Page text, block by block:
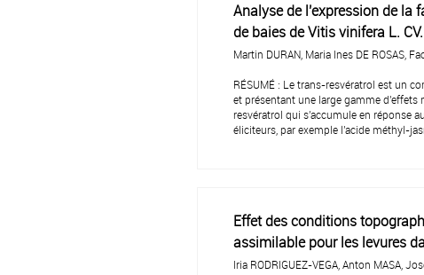
Analyse de l'expression de la
de baies de Vitis vinifera L.
Martin DURAN, Maria Ines DE ROSAS,
RÉSUMÉ : Le trans-resvératrol est un
et présentant une large gamme
resvératrol qui s'accumule en réponse
éliciteurs, par exemple l'acide méthyl-
Effet des conditions
assimilable pour les levures
Iria RODRIGUEZ-VEGA, Anton MASA,